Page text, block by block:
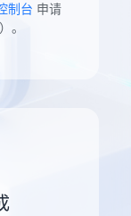
制台 申请
。